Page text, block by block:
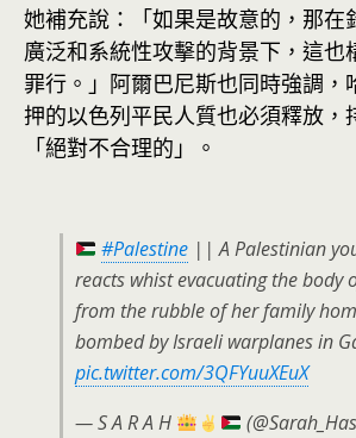
她補充說：「如果是故意的，那在
廣泛和系統性攻擊的背景下，這也
罪行。」阿爾巴尼斯也同時強調，
押的以色列平民人質也必須釋放，
「絕對不合理的」。
#Palestine || A Palestinian
reacts whist evacuating the body
from the rubble of her family
bombed by Israeli warplanes in
pic.twitter.com/3QFYuuXEuX
— S A R A H